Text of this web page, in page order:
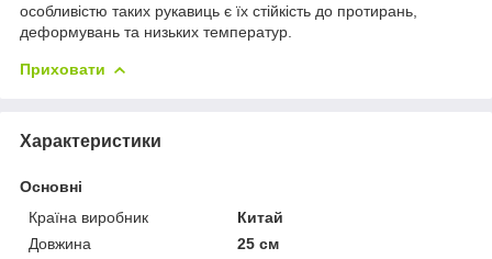
особливістю таких рукавиць є їх стійкість до протирань,
деформувань та низьких температур.
Приховати
Характеристики
Основні
Країна виробник
Китай
Довжина
25 см